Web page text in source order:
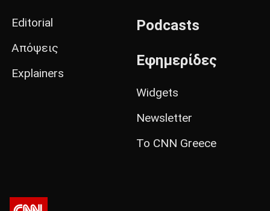
Editorial
Απόψεις
Explainers
Podcasts
Εφημερίδες
Widgets
Newsletter
Το CNN Greece